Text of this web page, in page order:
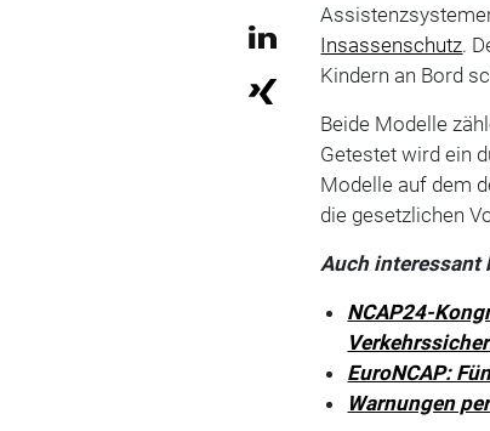
Insassenschutz.
Kindern an Bord
Beide Modelle
Getestet wird ein
Modelle auf dem
die gesetzlichen
Auch interessant
NCAP24-
EuroNCAP:
Warnungen